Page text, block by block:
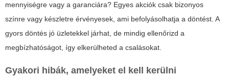
mennyiségre vagy a garanciára? Egyes akciók csak bizonyos
színre vagy készletre érvényesek, ami befolyásolhatja a döntést. A
gyors döntés jó üzletekkel járhat, de mindig ellenőrizd a
megbízhatóságot, így elkerülheted a csalásokat.
Gyakori hibák, amelyeket el kell kerülni